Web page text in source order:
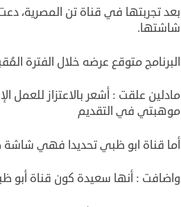
بعد تجربتها في قناة تن المصرية،
شاشتها.
البرنامج متوقع عرضه خلال الفترة
مادلين علقت : أشعر بالاعتزاز للعمل
موهبتي في التقديم
أما قناة ابو ظبي تحديدا فهي شاشة
واضافت : أنها سعيدة كون قناة أبو